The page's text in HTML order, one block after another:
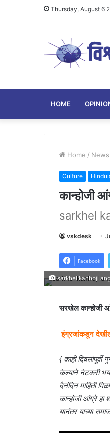
Thursday, August 6
HOME
Home / News
Culture
कान्होजी
sarkhel
vskdesk
Facebook
sarkhel kanhoji
सरखेल कान्होजी
इंग्रजांकडून
{ काही
केल्याने नेटकरी
दैनंदिन माहिती
कान्होजी आंग्रे
यानंतर याच्या